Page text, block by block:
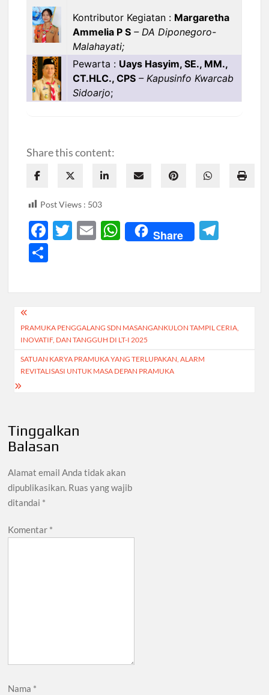
Kontributor Kegiatan : Margaretha
Ammelia P S – DA Diponegoro-
Malahayati;
Pewarta : Uays Hasyim, SE., MM.,
CT.HLC., CPS – Kapusinfo Kwarcab
Sidoarjo;
Share this content:
Post Views : 503
F
b
o
k
T
er
E
W
s
p
p
Share
gr
m
ar
Navigasi
pos
PRAMUKA PENGGALANG SDN MASANGANKULON TAMPIL CERIA,
INOVATIF, DAN TANGGUH DI LT-I 2025
SATUAN KARYA PRAMUKA YANG TERLUPAKAN, ALARM
REVITALISASI UNTUK MASA DEPAN PRAMUKA
Tinggalkan
Balasan
Alamat email Anda tidak akan
dipublikasikan. Ruas yang wajib
ditandai *
Komentar *
Nama *